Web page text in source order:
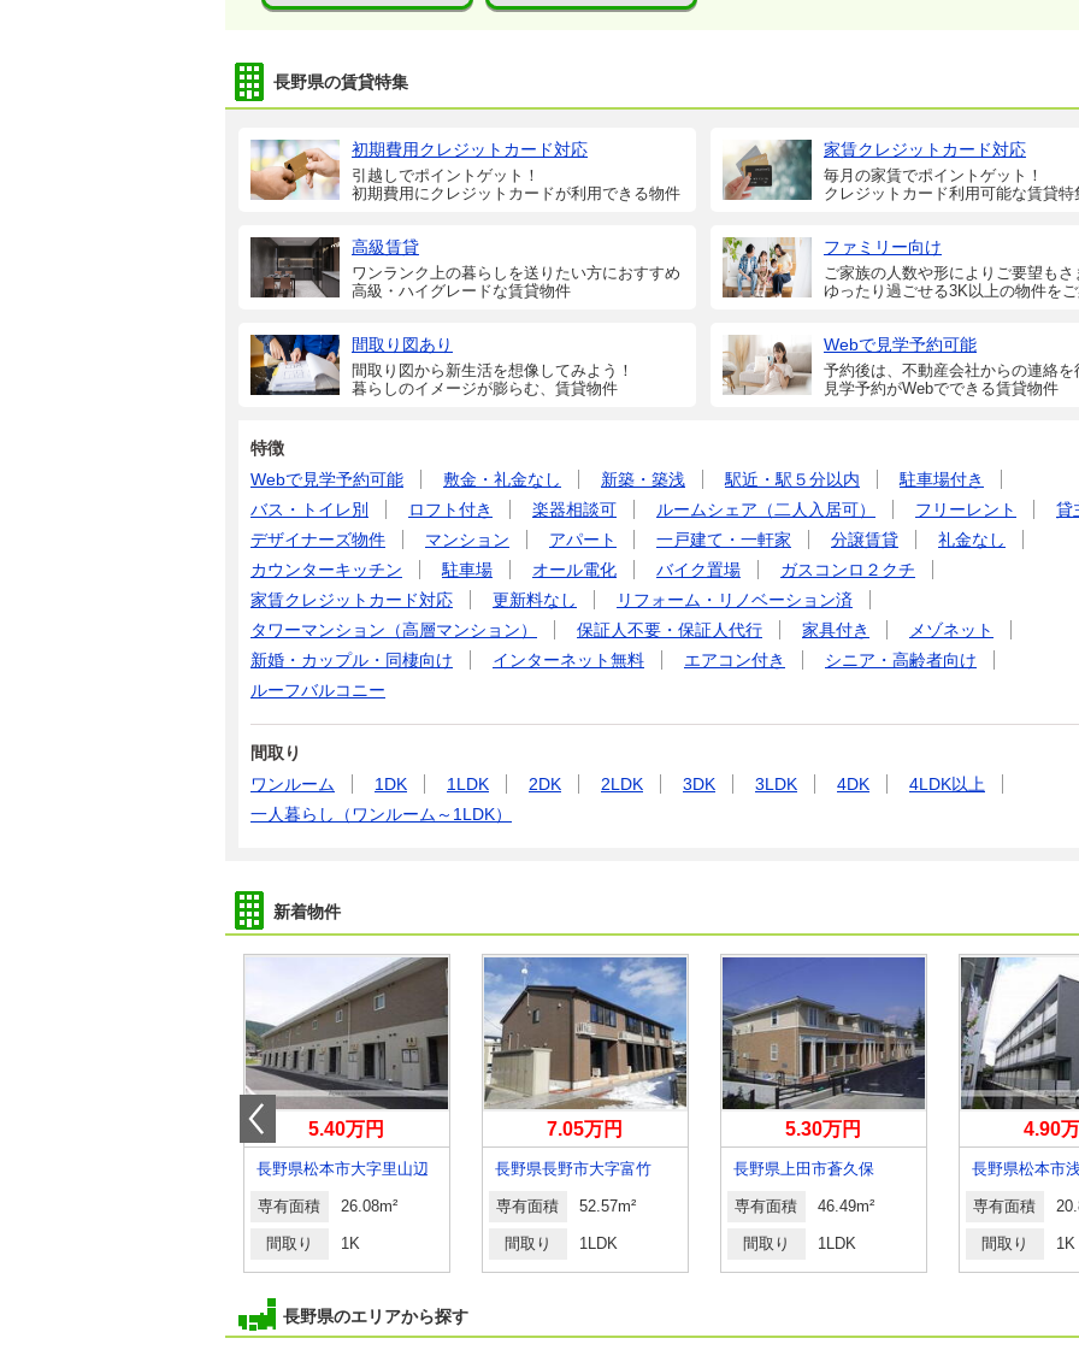
長野県の賃貸特集
初期費用クレジットカード対応
引越しでポイントゲット！
初期費用にクレジットカードが利用できる物件
家賃クレジットカード対応
毎月の家賃でポイントゲット！
クレジットカード利用可能な賃貸特
高級賃貸
ワンランク上の暮らしを送りたい方におすすめ
高級・ハイグレードな賃貸物件
ファミリー向け
ご家族の人数や形によりご要望もさ
ゆったり過ごせる3K以上の物件をご
間取り図あり
間取り図から新生活を想像してみよう！
暮らしのイメージが膨らむ、賃貸物件
Webで見学予約可能
予約後は、不動産会社からの連絡を
見学予約がWebでできる賃貸物件
特徴
Webで見学予約可能
敷金・礼金なし 新築・築浅 駅近・駅５分以内
駐車場付き
バス・トイレ別
ロフト付き 楽器相談可 ルームシェア（二人入居可） フリーレント
貸
デザイナーズ物件
マンション アパート 一戸建て・一軒家 分譲賃貸
礼金なし
カウンターキッチン
駐車場 オール電化 バイク置場
ガスコンロ２クチ
家賃クレジットカード対応
更新料なし
リフォーム・リノベーション済
タワーマンション（高層マンション）
保証人不要・保証人代行 家具付き
メゾネット
新婚・カップル・同棲向け
インターネット無料 エアコン付き
シニア・高齢者向け
ルーフバルコニー
間取り
ワンルーム
1DK 1LDK 2DK 2LDK 3DK 3LDK 4DK
4LDK以上
一人暮らし（ワンルーム～1LDK）
新着物件
5.40万円
長野県松本市大字里山辺
専有面積 26.08m²
間取り 1K
7.05万円
長野県長野市大字富竹
専有面積 52.57m²
間取り 1LDK
5.30万円
長野県上田市蒼久保
専有面積 46.49m²
間取り 1LDK
4.90
長野県松本市
専有面積
間取り 1K
長野県のエリアから探す